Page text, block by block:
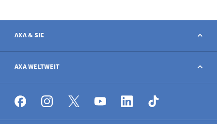
AXA & SIE
Kontakt
Schaden melden
Stellenangebote
AXA WELTWEIT
AXA weltweit